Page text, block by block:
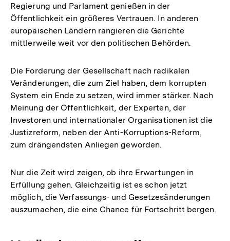
Regierung und Parlament genießen in der
Öffentlichkeit ein größeres Vertrauen. In anderen
europäischen Ländern rangieren die Gerichte
mittlerweile weit vor den politischen Behörden.
Die Forderung der Gesellschaft nach radikalen
Veränderungen, die zum Ziel haben, dem korrupten
System ein Ende zu setzen, wird immer stärker. Nach
Meinung der Öffentlichkeit, der Experten, der
Investoren und internationaler Organisationen ist die
Justizreform, neben der Anti-Korruptions-Reform,
zum drängendsten Anliegen geworden.
Nur die Zeit wird zeigen, ob ihre Erwartungen in
Erfüllung gehen. Gleichzeitig ist es schon jetzt
möglich, die Verfassungs- und Gesetzesänderungen
auszumachen, die eine Chance für Fortschritt bergen.